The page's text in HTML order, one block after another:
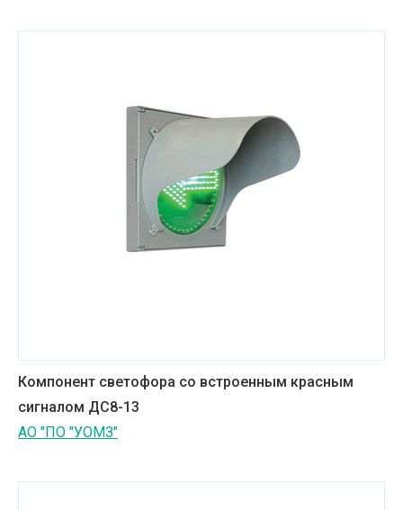
Компонент светофора со встроенным красным
сигналом ДС8-13
АО "ПО "УОМЗ"